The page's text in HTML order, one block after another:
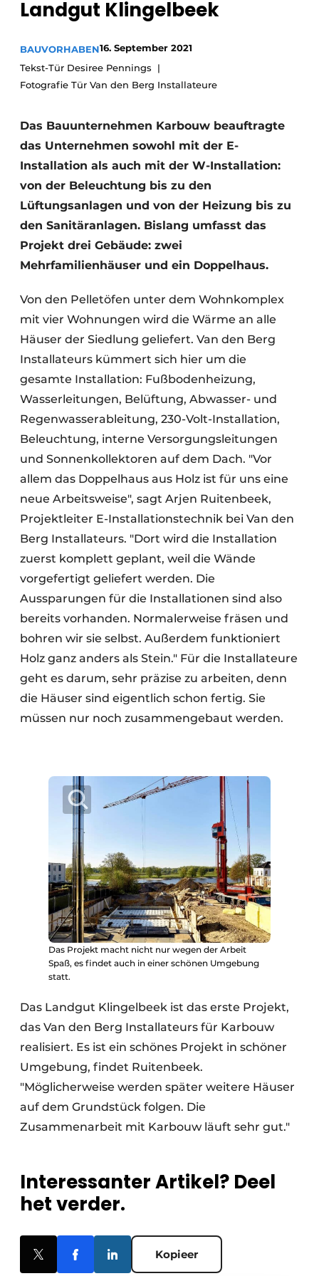
Podcasts
GeschichteMetadaten
Ein Stellenangebot registrieren
Glas
Modularer Aufbau
Landgut Klingelbeek
BAUVORHABEN16. September 2021
Tekst-Tür Desiree Pennings
Fotografie Tür Van den Berg Installateure
Das Bauunternehmen Karbouw beauftragte
das Unternehmen sowohl mit der E-
Installation als auch mit der W-Installation:
von der Beleuchtung bis zu den
Lüftungsanlagen und von der Heizung bis zu
den Sanitäranlagen. Bislang umfasst das
Projekt drei Gebäude: zwei
Mehrfamilienhäuser und ein Doppelhaus.
Von den Pelletöfen unter dem Wohnkomplex
mit vier Wohnungen wird die Wärme an alle
Häuser der Siedlung geliefert. Van den Berg
Installateurs kümmert sich hier um die
gesamte Installation: Fußbodenheizung,
Wasserleitungen, Belüftung, Abwasser- und
Regenwasserableitung, 230-Volt-Installation,
Beleuchtung, interne Versorgungsleitungen
und Sonnenkollektoren auf dem Dach. "Vor
allem das Doppelhaus aus Holz ist für uns eine
neue Arbeitsweise", sagt Arjen Ruitenbeek,
Projektleiter E-Installationstechnik bei Van den
Berg Installateurs. "Dort wird die Installation
zuerst komplett geplant, weil die Wände
vorgefertigt geliefert werden. Die
Aussparungen für die Installationen sind also
bereits vorhanden. Normalerweise fräsen und
bohren wir sie selbst. Außerdem funktioniert
Holz ganz anders als Stein." Für die Installateure
geht es darum, sehr präzise zu arbeiten, denn
die Häuser sind eigentlich schon fertig. Sie
müssen nur noch zusammengebaut werden.
Das Projekt macht nicht nur wegen der Arbeit
Spaß, es findet auch in einer schönen Umgebung
statt.
Das Landgut Klingelbeek ist das erste Projekt,
das Van den Berg Installateurs für Karbouw
realisiert. Es ist ein schönes Projekt in schöner
Umgebung, findet Ruitenbeek.
"Möglicherweise werden später weitere Häuser
auf dem Grundstück folgen. Die
Zusammenarbeit mit Karbouw läuft sehr gut."
Interessanter Artikel? Deel
het verder.
Kopieer